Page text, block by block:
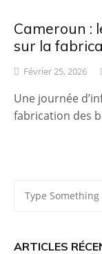
Cameroun :
sur la
Février 25, 2026
Une journée
fabrication des
ARTICLES